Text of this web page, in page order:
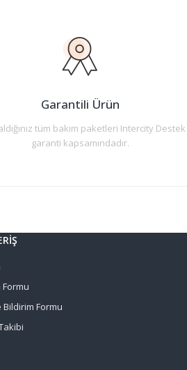
Garantili Ürün
tüm bakım paketleri Intercity Destek
garanti kapsamındadır.
Formu
Bildirim Formu